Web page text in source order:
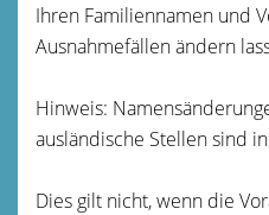
Ihren Familiennamen und
Ausnahmefällen ändern
Hinweis:
ausländische Stellen sind
Dies gilt nicht, wenn die